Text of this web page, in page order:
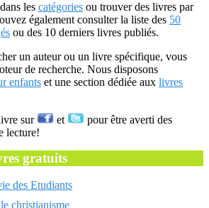
les catégories ou trouver des livres par
également consulter la liste des 50
ou des 10 derniers livres publiés.
un auteur ou un livre spécifique, vous
de recherche. Nous disposons
enfants et une section dédiée aux livres
sur et
pour être averti des
lecture!
gratuits
des Etudiants
christianisme